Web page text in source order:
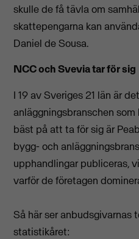
skulle de få tävla om
skattepengarna kan
Daniel de Sousa.
NCC och Svevia tar för sig
I 19 av Sveriges 21 län är
anläggningsbranschen
bäst på att ta för sig är
bygg- och
upphandlingar publiceras,
varför de företagen
Så här ser
statistikåret: